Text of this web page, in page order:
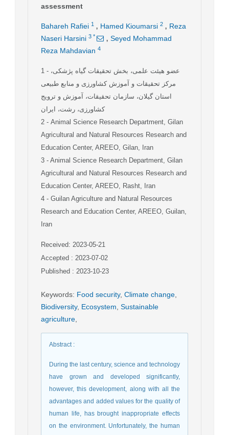
assessment
Bahareh Rafiei 1 , Hamed Kioumarsi 2 , Reza
Naseri Harsini 3 * , Seyed Mohammad
Reza Mahdavian 4
1 - عضو هیئت علمی، بخش تحقیقات گیاه پژشکی،
مرکز تحقیقات و آموزش کشاورزی و منابع طبیعی
استان گیلان، سازمان تحقیقات، آموزش و ترویج
کشاورزی، رشت، ایران
2 - Animal Science Research Department, Gilan
Agricultural and Natural Resources Research and
Education Center, AREEO, Gilan, Iran
3 - Animal Science Research Department, Gilan
Agricultural and Natural Resources Research and
Education Center, AREEO, Rasht, Iran
4 - Guilan Agriculture and Natural Resources
Research and Education Center, AREEO, Guilan,
Iran
Received: 2023-05-21
Accepted : 2023-07-02
Published : 2023-10-23
Keywords: Food security, Climate change
Biodiversity, Ecosystem Sustainable
agriculture
Abstract:
During the last century, science and technology
have grown and developed significantly,
however, this development, along with all the
advantages and added values for the quality of
human life, has brought inappropriate effects
on the environment. Unfortunately, the human